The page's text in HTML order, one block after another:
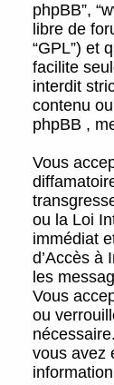
phpBB”,
libre de
“GPL”) et
facilite
interdit
contenu
phpBB ,
Vous
ou la Loi
immédiat
d’Accès à
les
Vous
ou
vous avez